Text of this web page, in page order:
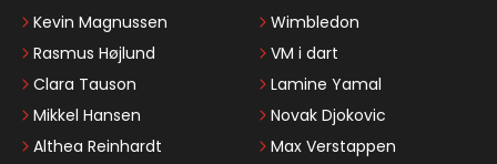
Kevin Magnussen
Rasmus Højlund
Clara Tauson
Mikkel Hansen
Althea Reinhardt
Wimbledon
VM i dart
Lamine Yamal
Novak Djokovic
Max Verstappen